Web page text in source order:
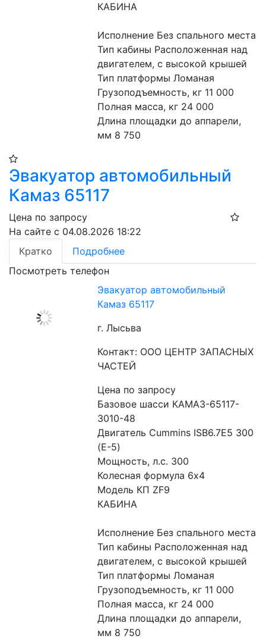
КАБИНА
Исполнение Без спального места
Тип кабины Расположенная над
двигателем, с высокой крышей
Тип платформы Ломаная
Грузоподъемность, кг 11 000
Полная масса, кг 24 000
Длина площадки до аппарели,
мм 8 750
Эвакуатор автомобильный
Камаз 65117
Цена по запросу
На сайте с 04.08.2026 18:22
Кратко
Подробнее
Посмотреть телефон
Эвакуатор автомобильный
Камаз 65117
г. Лысьва
Контакт: ООО ЦЕНТР ЗАПАСНЫХ
ЧАСТЕЙ
Цена по запросу
Базовое шасси КАМАЗ-65117-
3010-48
Двигатель Cummins ISB6.7E5 300
(Е-5)
Мощность, л.с. 300
Колесная формула 6х4
Модель КП ZF9
КАБИНА
Исполнение Без спального места
Тип кабины Расположенная над
двигателем, с высокой крышей
Тип платформы Ломаная
Грузоподъемность, кг 11 000
Полная масса, кг 24 000
Длина площадки до аппарели,
мм 8 750